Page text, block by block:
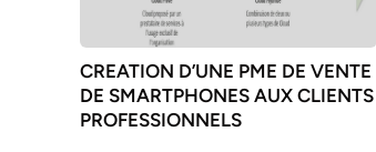
CREATION D’UNE PME DE VENTE
DE SMARTPHONES AUX CLIENTS
PROFESSIONNELS